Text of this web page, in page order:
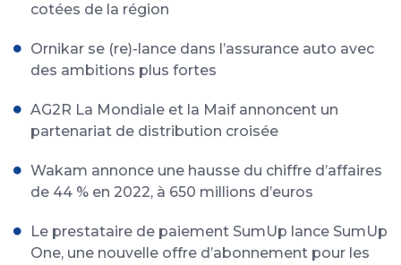
cotées de la région
Ornikar se (re)-lance dans l’assurance auto avec
des ambitions plus fortes
AG2R La Mondiale et la Maif annoncent un
partenariat de distribution croisée
Wakam annonce une hausse du chiffre d’affaires
de 44 % en 2022, à 650 millions d’euros
Le prestataire de paiement SumUp lance SumUp
One, une nouvelle offre d’abonnement pour les